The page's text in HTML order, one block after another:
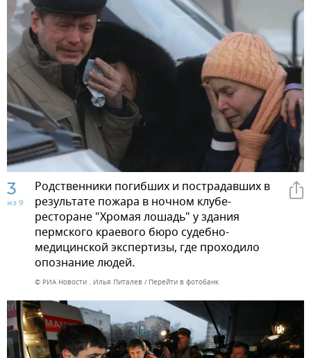
3
из 9
Родственники погибших и пострадавших в
результате пожара в ночном клубе-
ресторане "Хромая лошадь" у здания
пермского краевого бюро судебно-
медицинской экспертизы, где проходило
опознание людей.
© РИА Новости . Илья Питалев Перейти в фотобанк